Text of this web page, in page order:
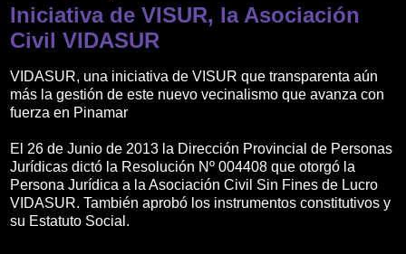
Iniciativa de VISUR, la Asociación
Civil VIDASUR
VIDASUR, una iniciativa de VISUR que transparenta aún
más la gestión de este nuevo vecinalismo que avanza con
fuerza en Pinamar
El 26 de Junio de 2013 la Dirección Provincial de Personas
Jurídicas dictó la Resolución Nº 004408 que otorgó la
Persona Jurídica a la Asociación Civil Sin Fines de Lucro
VIDASUR. También aprobó los instrumentos constitutivos y
su Estatuto Social.